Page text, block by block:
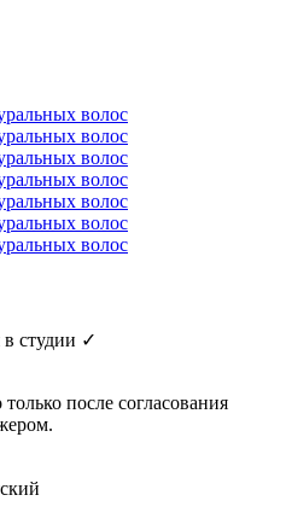
студии ✓
после согласования